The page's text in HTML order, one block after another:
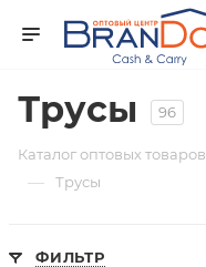
Трусы 96
Каталог оптовых товаров
— Трусы
ФИЛЬТР